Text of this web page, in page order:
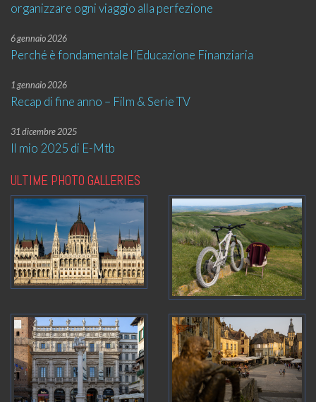
organizzare ogni viaggio alla perfezione
6 gennaio 2026
Perché è fondamentale l’Educazione Finanziaria
1 gennaio 2026
Recap di fine anno – Film & Serie TV
31 dicembre 2025
Il mio 2025 di E-Mtb
ULTIME PHOTO GALLERIES